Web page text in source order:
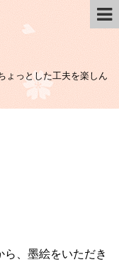
ょっとした工夫を楽しん
、墨絵をいただき